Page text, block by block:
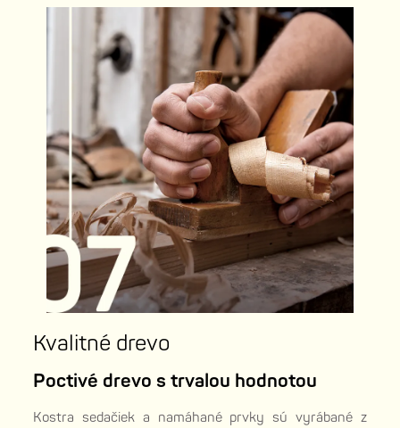
Kvalitné drevo
Poctivé drevo s trvalou hodnotou
Kostra sedačiek a namáhané prvky sú vyrábané z